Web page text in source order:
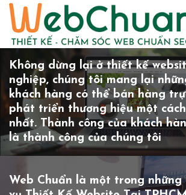
Không dừng lại ở thiết kế
nghiệp, chúng tôi mang lại
khách hàng có thể bán hàng
phát triển thương hiệu một
nhất. Thành công của khách
là thành công của chúng tôi
Web Chuẩn là một trong những